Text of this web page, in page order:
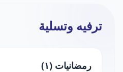
ترفيه وتسلية
رمضانيات (١)